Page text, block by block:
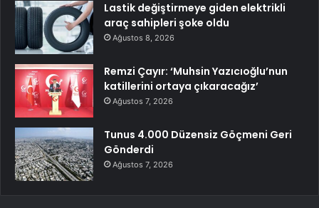
Lastik değiştirmeye giden elektrikli
araç sahipleri şoke oldu
Ağustos 8, 2026
Remzi Çayır: ‘Muhsin Yazıcıoğlu’nun
katillerini ortaya çıkaracağız’
Ağustos 7, 2026
Tunus 4.000 Düzensiz Göçmeni Geri
Gönderdi
Ağustos 7, 2026